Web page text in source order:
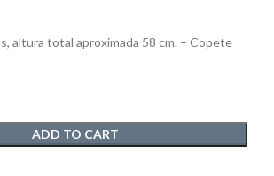
altura total aproximada 58 cm. – Copete
ADD TO CART